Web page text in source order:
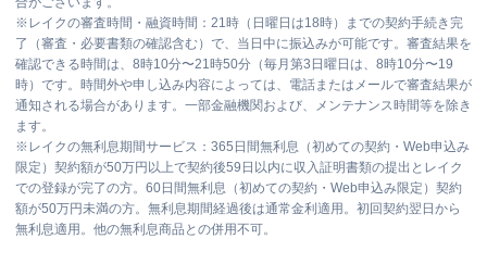
名称 三菱ＵＦＪ銀行 志村支店
営業時間
平日：9：00～15：00
土曜：-
ATM営業時間
平日：7：00～24：00
土曜： 7：00～24：00
日祝：7：00～24：00
※ レイクの審査時間・融資時間：21時（日曜日は18時）までの契約手続き完
了（審査・必要書類の確認含む）で、当日中に振込みが可能です。審査結果を
確認できる時間は、8時10分〜21時50分（毎月第3日曜日は、8時10分〜19
時）です。時間外や申し込み内容によっては、電話またはメールで審査結果が
通知される場合があります。一部金融機関および、メンテナンス時間等を除き
ます。
※ レイクの無利息期間サービス：365日間無利息（初めての契約・Web申込み
限定）契約額が50万円以上で契約後59日以内に収入証明書類の提出とレイク
での登録が完了の方。60日間無利息（初めての契約・Web申込み限定）契約
額が50万円未満の方。無利息期間経過後は通常金利適用。初回契約翌日から
無利息適用。他の無利息商品との併用不可。